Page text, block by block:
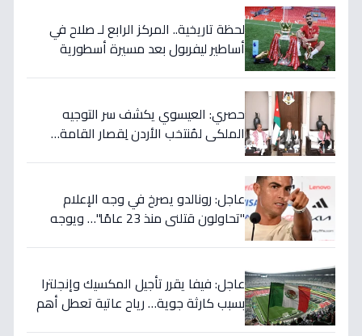
لحظة تاريخية.. المركز الرابع لـ صلاح في
أساطير ليفربول بعد مسيرة أسطورية
حصري: العيسوي يكشف سر التوجيه
الملكي لمُنتخب الأردن لِقصار القامة…
عاجل: رونالدو يصرخ في وجه الإعلام
"تحاولون قتلني منذ 23 عامًا"… ويوجه
عاجل: فيفا يقرر تأجيل المكسيك وإنجلترا
بسبب كارثة جوية… رياح عاتية تعطل أهم